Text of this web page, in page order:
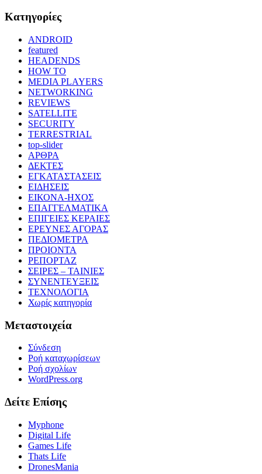
Kατηγορίες
ANDROID
featured
HEADENDS
HOW TO
MEDIA PLAYERS
NETWORKING
REVIEWS
SATELLITE
SECURITY
TERRESTRIAL
top-slider
ΑΡΘΡΑ
ΔΕΚΤΕΣ
ΕΓΚΑΤΑΣΤΑΣΕΙΣ
ΕΙΔΗΣΕΙΣ
ΕΙΚΟΝΑ-ΗΧΟΣ
ΕΠΑΓΓΕΛΜΑΤΙΚΑ
ΕΠΙΓΕΙΕΣ ΚΕΡΑΙΕΣ
ΕΡΕΥΝΕΣ ΑΓΟΡΑΣ
ΠΕΔΙΟΜΕΤΡΑ
ΠΡΟΙΟΝΤΑ
ΡΕΠΟΡΤΑΖ
ΣΕΙΡΕΣ – ΤΑΙΝΙΕΣ
ΣΥΝΕΝΤΕΥΞΕΙΣ
ΤΕΧΝΟΛΟΓΙΑ
Χωρίς κατηγορία
Μεταστοιχεία
Σύνδεση
Ροή καταχωρίσεων
Ροή σχολίων
WordPress.org
Δείτε Επίσης
Myphone
Digital Life
Games Life
Thats Life
DronesMania